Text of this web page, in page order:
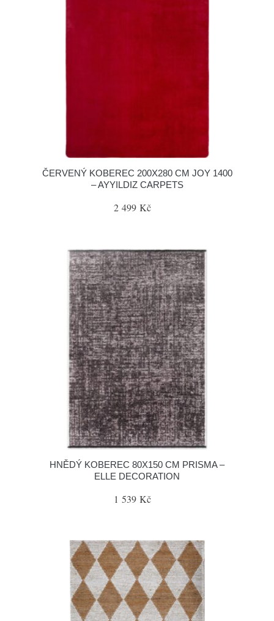
ČERVENÝ KOBEREC 200X280 CM JOY 1400
– AYYILDIZ CARPETS
2 499 Kč
HNĚDÝ KOBEREC 80X150 CM PRISMA –
ELLE DECORATION
1 539 Kč